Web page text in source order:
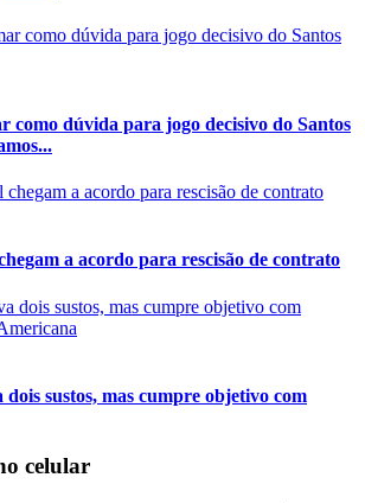
como dúvida para jogo decisivo do Santos
a acordo para rescisão de contrato
dois sustos, mas cumpre objetivo com
celular